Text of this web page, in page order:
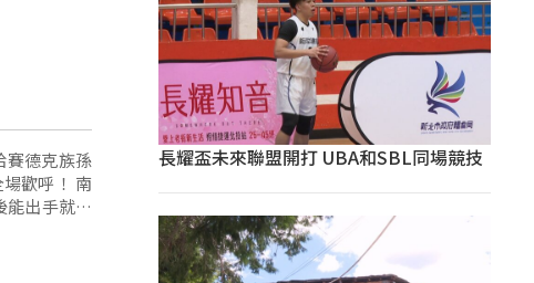
賽德克族孫
呼！ 南
能出手就出
長耀盃未來聯盟開打 UBA和SBL同場競技